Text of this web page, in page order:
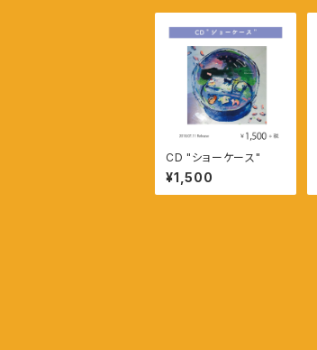
CD "ショーケース"
¥1,500